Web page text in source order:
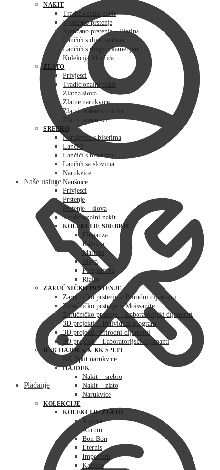
Naše usluge
Plaćanje
NAKIT
Tradicionalni nakit
Vjenčano prstenje
Vjenčano prstenje – Platina
Lančići s dijamantima
Lančići s dragim kamenjem
Kolekcija Morčića
ZLATO
Privjesci
Tradicionalni nakit
Zlatna slova
Zlatne narukvice
Zlatni prstenovi slova
Zlatni prstenovi
SREBRO
Narukvice s biserima
Lančići
Lančići s biserima
Lančići sa slovima
Narukvice
Naušnice
Privjesci
Prstenje
Prstenje – slova
Tradicionalni nakit
KOLEKCIJE SREBRO
Eleganza
Kaleido
Martina
Maya
Perspektiva
Rialto
ZARUČNIČKO PRSTENJE
Zaručničko prstenje – Prirodni dijamanti
Zaručničko prstenje – Moissanite
Zaručničko prstenje – Laboratorijski dijamanti
3D projekti – Individual program
3D projekti -Prirodni dijamanti
3D projekti – Laboratorijski dijamanti
HNK HAJDUK & KK SPLIT
KK Split narukvice
HAJDUK
Nakit – srebro
Nakit – zlato
Narukvice
KOLEKCIJE
KOLEKCIJE ZLATO
Aurora
Aurum
Bon Bon
Eternis
Imperium
Kaleido